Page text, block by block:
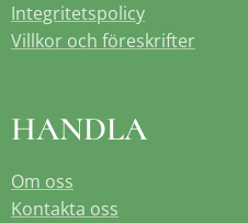
Integritetspolicy
Villkor och föreskrifter
HANDLA
Om oss
Kontakta oss